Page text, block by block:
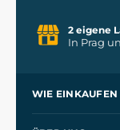
2 eigene
In Prag
WIE EINKAUFEN